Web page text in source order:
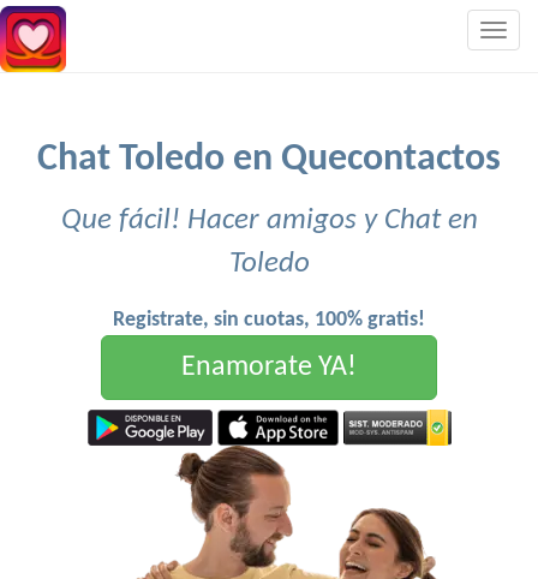
Chat Toledo en Quecontactos
Que fácil! Hacer amigos y Chat en
Toledo
Registrate, sin cuotas, 100% gratis!
Enamorate YA!